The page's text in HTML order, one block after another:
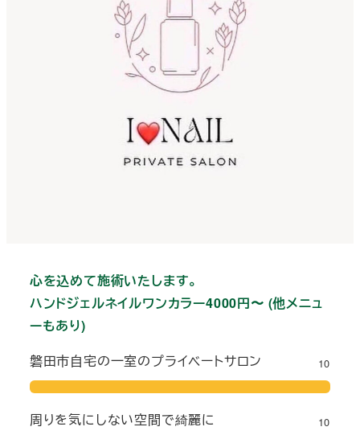
心を込めて施術いたします。
ハンドジェルネイルワンカラー4000円〜 (他メニュ
ーもあり)
磐田市自宅の一室のプライベートサロン
10
周りを気にしない空間で綺麗に 10